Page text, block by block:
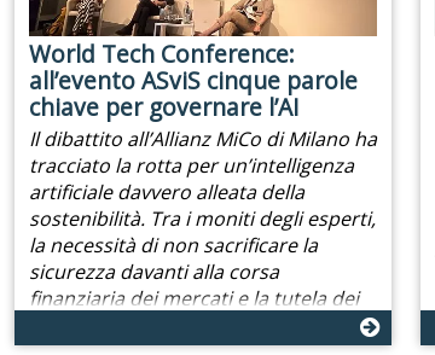
World Tech Conference:
all’evento ASviS cinque parole
chiave per governare l’AI
Il dibattito all’Allianz MiCo di Milano ha
tracciato la rotta per un’intelligenza
artificiale davvero alleata della
sostenibilità. Tra i moniti degli esperti,
la necessità di non sacrificare la
sicurezza davanti alla corsa
finanziaria dei mercati e la tutela dei